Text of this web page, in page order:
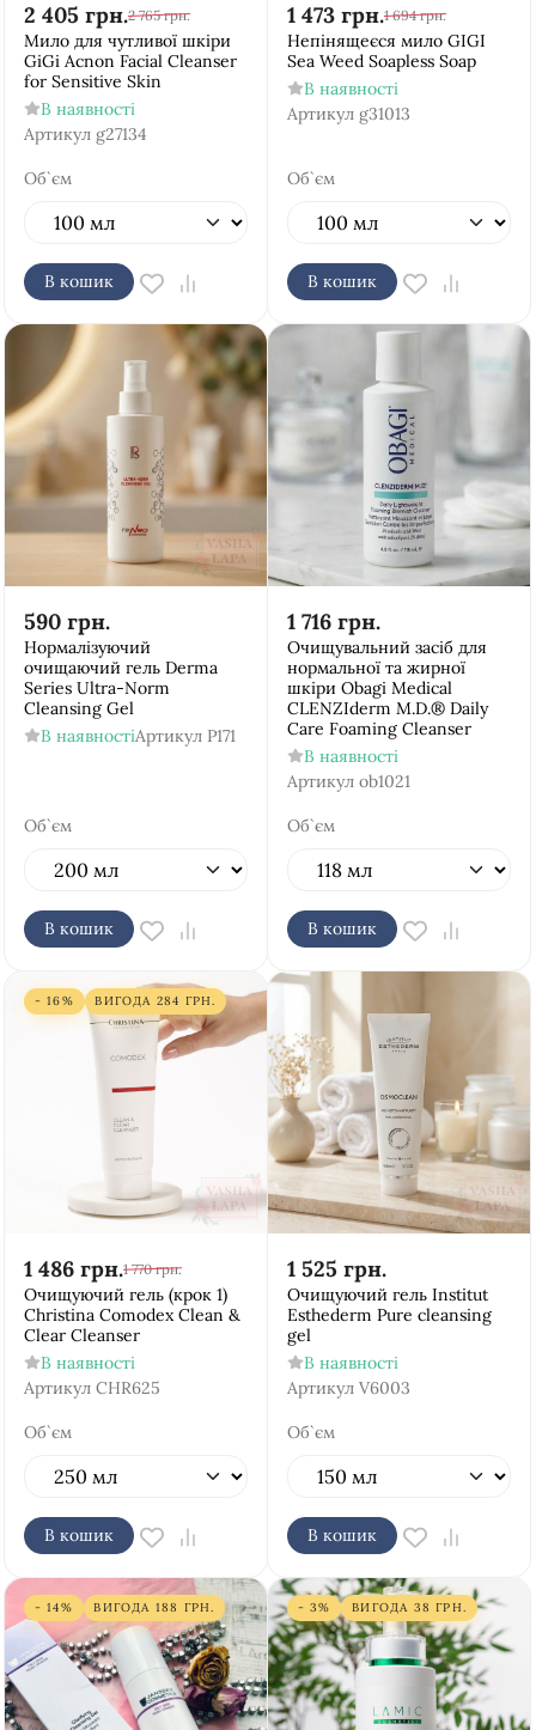
2 405 грн.2 765 грн.
Мило для чутливої шкіри
GiGi Acnon Facial Cleanser
for Sensitive Skin
В наявності
Артикул g27134
Об`єм
В кошик
1 473 грн.1 694 грн.
Непінящеєся мило GIGI
Sea Weed Soapless Soap
В наявності
Артикул g31013
Об`єм
В кошик
590 грн.
Нормалізуючий
очищаючий гель Derma
Series Ultra-Norm
Cleansing Gel
В наявностіАртикул P171
Об`єм
В кошик
1 716 грн.
Очищувальний засіб для
нормальної та жирної
шкіри Obagi Medical
CLENZIderm M.D.® Daily
Care Foaming Cleanser
В наявності
Артикул ob1021
Об`єм
В кошик
- 16% ВИГОДА 284 ГРН.
1 486 грн.1 770 грн.
Очищуючий гель (крок 1)
Christina Comodex Clean &
Clear Cleanser
В наявності
Артикул CHR625
Об`єм
В кошик
1 525 грн.
Очищуючий гель Institut
Esthederm Pure cleansing
gel
В наявності
Артикул V6003
Об`єм
В кошик
- 14% ВИГОДА 188 ГРН. - 3% ВИГОДА 38 ГРН.